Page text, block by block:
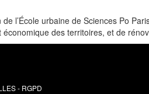
l’École urbaine de Sciences Po
des territoires, et de
- RGPD